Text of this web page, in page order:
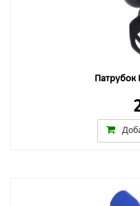
Патрубок